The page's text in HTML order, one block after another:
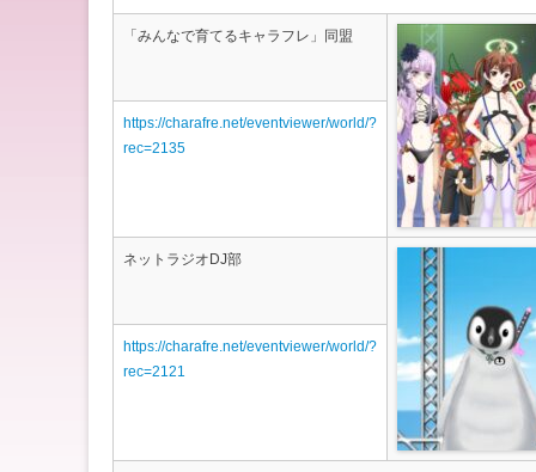
「みんなで育てるキャラフレ」同盟
https://charafre.net/eventviewer/world/?
rec=2135
ネットラジオDJ部
https://charafre.net/eventviewer/world/?
rec=2121